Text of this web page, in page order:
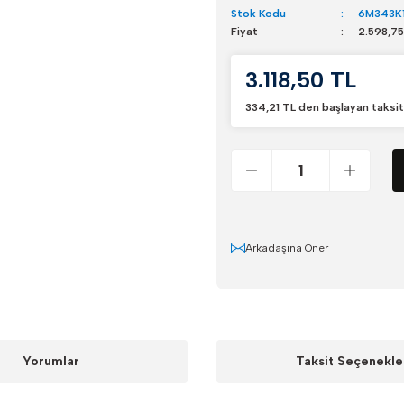
Stok Kodu
Fiyat
3.118,50 TL
334,21 TL den başlayan
Arkadaşına Öner
Yorumlar Taksit